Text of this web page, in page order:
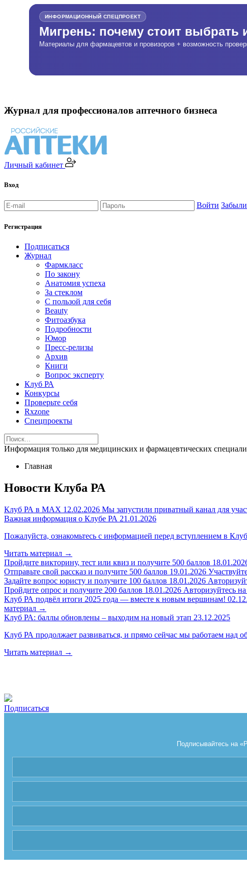
ИНФОРМАЦИОННЫЙ СПЕЦПРОЕКТ
Мигрень: почему стоит
Материалы для фармацевтов и провизоров + возможность
Журнал для профессионалов аптечного бизнеса
Личный кабинет
Вход
Войти
Регистрация
Подписаться
Журнал
Фармкласс
По закону
Анатомия успеха
За стеклом
С пользой для себя
Beauty
Фитоазбука
Подробности
Юмор
Пресс-релизы
Архив
Книги
Вопрос эксперту
Клуб РА
Конкурсы
Проверьте себя
Rxzone
Спецпроекты
Информация только для медицинских и фармацевтических
Главная
Новости Клуба РА
Клуб РА в MAX 12.02.2026 Мы запустили приватный канал для
Важная информация о Клубе РА 21.01.2026
Пожалуйста, ознакомьтесь с информацией перед вступлением в
Читать материал →
Пройдите викторину, тест или квиз и получите 500 баллов
Отправьте свой рассказ и получите 500 баллов 19.01.2026
Задайте вопрос юристу и получите 100 баллов 18.01.2026
Пройдите опрос и получите 200 баллов 18.01.2026 Авторизуйтесь
Клуб РА подвёл итоги 2025 года — вместе к новым вершинам!
материал →
Клуб РА: баллы обновлены – выходим на новый этап 23.12.2025
Клуб РА продолжает развиваться, и прямо сейчас мы работаем над
Читать материал →
Подписаться
Подписывайтесь на